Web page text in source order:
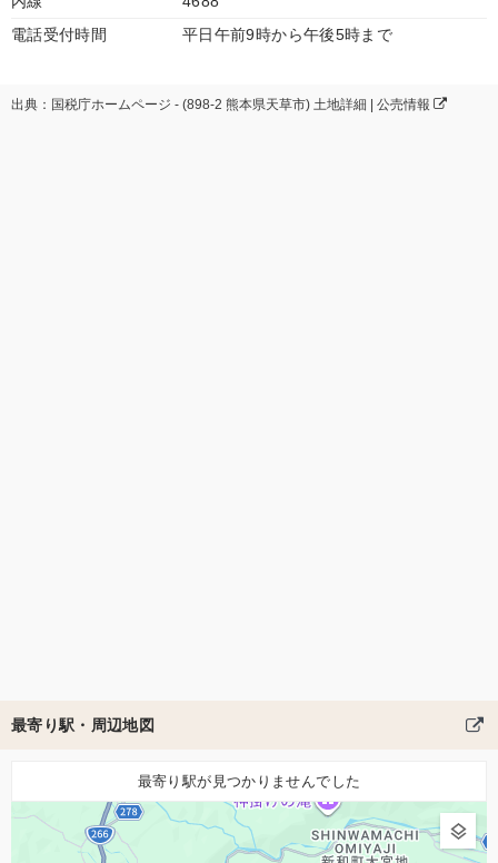
電話受付時間
平日午前9時から午後5時まで
出典：国税庁ホームページ - (898-2 熊本県天草市) 土地詳細 | 公売情報
最寄り駅・周辺地図
最寄り駅が見つかりませんでした